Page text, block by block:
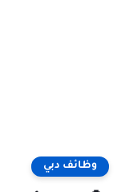
وظائف دبي